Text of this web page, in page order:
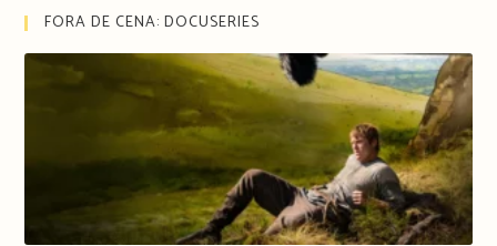
FORA DE CENA: DOCUSERIES